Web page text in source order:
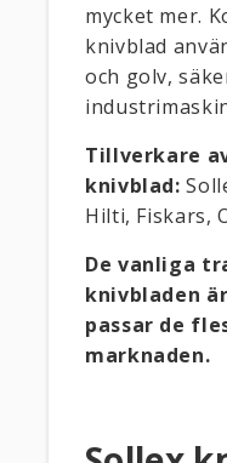
mycket mer.
knivblad
och golv,
Tillverkare
knivblad:
Hilti, Fiskars,
De vanliga
knivbladen
passar de
marknaden.